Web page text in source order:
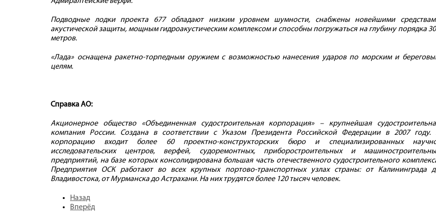
Подводные лодки проекта 677 обладают низким уровнем шумности, снабжены новейшими
акустической защиты, мощным гидроакустическим комплексом и способны погружаться на глубину порядка
метров.
«Лада» оснащена ракетно-торпедным оружием с возможностью нанесения ударов по морским и
целям.
Справка АО:
Акционерное общество «Объединенная судостроительная корпорация» – крупнейшая
компания России. Создана в соответствии с Указом Президента Российской Федерации в 2007 году.
корпорацию входит более 60 проектно-конструкторских бюро и специализированных
исследовательских центров, верфей, судоремонтных, приборостроительных и
предприятий, на базе которых консолидирована большая часть отечественного судостроительного
Предприятия ОСК работают во всех крупных портово-транспортных узлах страны: от Калининграда
Владивостока, от Мурманска до Астрахани. На них трудятся более 120 тысяч человек.
Назад
Вперёд